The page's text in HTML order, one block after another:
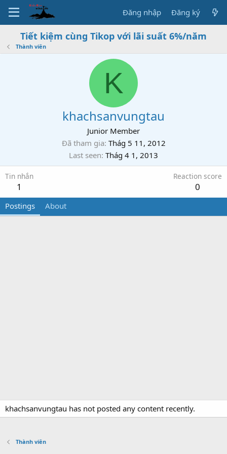
Đăng nhập Đăng ký
Tiết kiệm cùng Tikop với lãi suất 6%/năm
Thành viên
K
khachsanvungtau
Junior Member
Đã tham gia Thág 5 11, 2012
Last seen Thág 4 1, 2013
Tin nhắn
1
Reaction score
0
Postings About
khachsanvungtau has not posted any content recently.
Thành viên